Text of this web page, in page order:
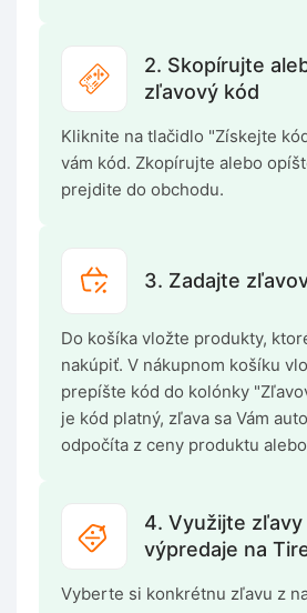
2. Skopírujte
zľavový kód
Kliknite na tlačidlo "Získejte
vám kód. Zkopírujte alebo
prejdite do obchodu.
3. Zadajte
Do košíka vložte produkty,
nakúpiť. V nákupnom košíku
prepíšte kód do kolónky
je kód platný, zľava sa Vám
odpočíta z ceny produktu
4. Využijte zľavy
výpredaje na
Vyberte si konkrétnu zľavu z